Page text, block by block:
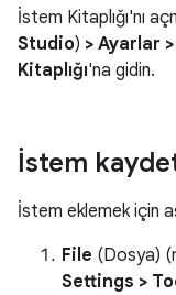
İstem Kitaplığı'nı
Studio) > Ayarlar
Kitaplığı'na gidin.
İstem
İstem eklemek için
File (Dosya)
Settings >